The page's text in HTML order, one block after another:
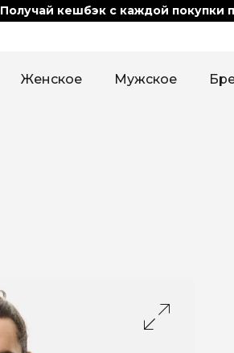
Получай кешбэк с каждой покупки
Женское Мужское